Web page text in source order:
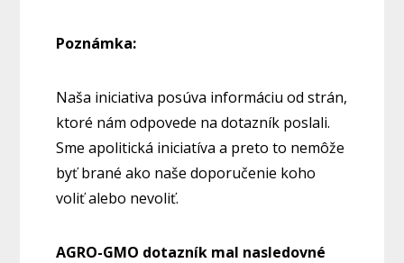
Poznámka:
Naša iniciativa posúva informáciu od strán,
ktoré nám odpovede na dotazník poslali.
Sme apolitická iniciatíva a preto to nemôže
byť brané ako naše doporučenie koho
voliť alebo nevoliť.
AGRO-GMO dotazník mal nasledovné